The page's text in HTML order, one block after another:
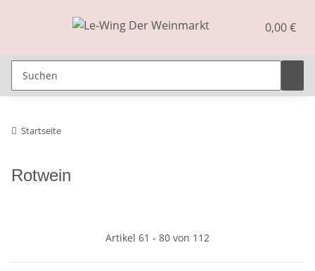
0,00 €
Startseite
Rotwein
Artikel 61 - 80 von 112